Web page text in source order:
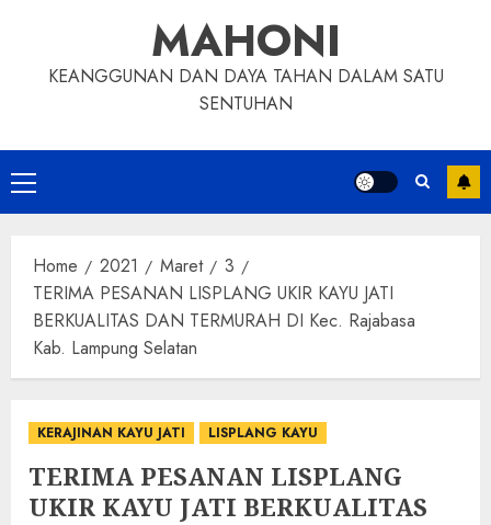
MAHONI
KEANGGUNAN DAN DAYA TAHAN DALAM SATU
SENTUHAN
Home 2021 Maret
3
TERIMA PESANAN LISPLANG UKIR KAYU JATI
BERKUALITAS DAN TERMURAH DI Kec. Rajabasa
Kab. Lampung Selatan
KERAJINAN KAYU JATI LISPLANG KAYU
TERIMA PESANAN LISPLANG
UKIR KAYU JATI BERKUALITAS